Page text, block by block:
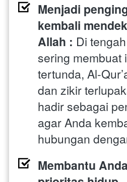
Menjadi
kembali
Allah : Di
sering membuat
tertunda, Al-
dan zikir
hadir sebagai
agar Anda
hubungan
Membantu